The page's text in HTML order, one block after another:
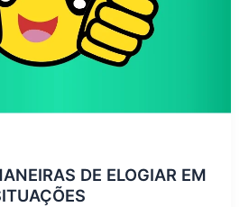
DE ELOGIAR EM